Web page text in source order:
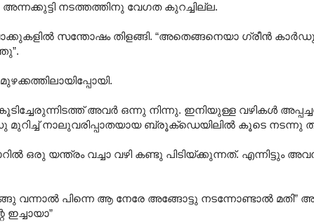
നടത്തത്തിനു വേഗത കുറച്ചില്ല.
വാക്കുകളിൽ സന്തോഷം തിളങ്ങി. “അതെങ്ങനെയാ ഗ്രീൻ കാർഡു
അവർ ഒന്നു നിന്നു. ഇനിയുള്ള വഴികൾ
മുറിച്ച് നാലുവരിപ്പാതയായ ബ്രൂക്ഡെയിലിൽ കൂടെ നടന്നു
ഒരു യന്ത്രം വച്ചാ വഴി കണ്ടു പിടിയ്ക്കുന്നത്. എന്നിട്ടും
പിന്നെ ആ നേരേ അങ്ങോട്ടു നടന്നോണ്ടാൽ മതി”
ഇച്ചായാ”